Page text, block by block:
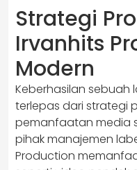
Strategi
Irvanhits
Modern
Keberhasilan sebuah
terlepas dari strategi
pemanfaatan media
pihak manajemen
Production